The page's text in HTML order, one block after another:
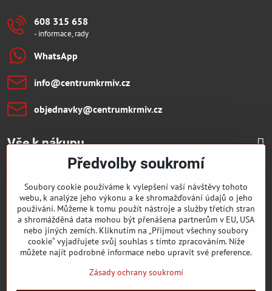
608 315 658
- informace, rady
WhatsApp
info​@centrumkrmiv​.cz
objednavky​@centrumkrmiv​.cz
Vše k nákupu
Facebook Youtube
Předvolby soukromí
Soubory cookie používáme k vylepšení vaší návštěvy tohoto
webu, k analýze jeho výkonu a ke shromažďování údajů o jeho
používání. Můžeme k tomu použít nástroje a služby třetích stran
a shromážděná data mohou být přenášena partnerům v EU, USA
nebo jiných zemích. Kliknutím na „Přijmout všechny soubory
cookie“ vyjadřujete svůj souhlas s tímto zpracováním. Níže
můžete najít podrobné informace nebo upravit své preference.
Zásady ochrany soukromí